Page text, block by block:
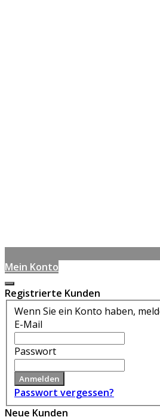
Mein Konto
Registrierte Kunden
Wenn Sie ein Konto haben,
E-Mail
Passwort
Anmelden
Passwort vergessen?
Neue Kunden